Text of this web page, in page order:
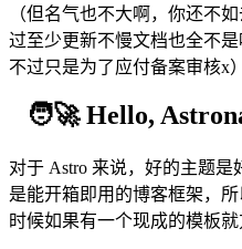
（但名气也不大啊，你还不
过至少更新不慢文档也全不是
不过只是为了应付备案审核x）
🧑‍🚀 Hello,
对于 Astro 来说，好的主题
是能开箱即用的博客框架，
时候如果有一个现成的模板就